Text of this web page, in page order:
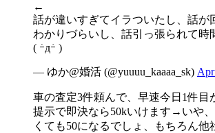
←
話が違いすぎてイラついたし、話が
わかりづらいし、話引っ張られて時
( ｰ̀дｰ́ )
— ゆか@婚活 (@yuuuu_kaaaa_sk)
車の査定3件頼んで、早速今日1件目
提示で即決なら50kいけます→いや
くても50になるでしょ、もちろん他